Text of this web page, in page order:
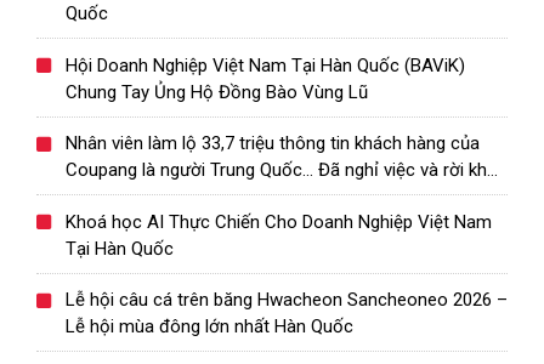
Quốc
Hội Doanh Nghiệp Việt Nam Tại Hàn Quốc (BAViK)
Chung Tay Ủng Hộ Đồng Bào Vùng Lũ
Nhân viên làm lộ 33,7 triệu thông tin khách hàng của
Coupang là người Trung Quốc… Đã nghỉ việc và rời khỏi
Hàn Quốc
Khoá học AI Thực Chiến Cho Doanh Nghiệp Việt Nam
Tại Hàn Quốc
Lễ hội câu cá trên băng Hwacheon Sancheoneo 2026 –
Lễ hội mùa đông lớn nhất Hàn Quốc